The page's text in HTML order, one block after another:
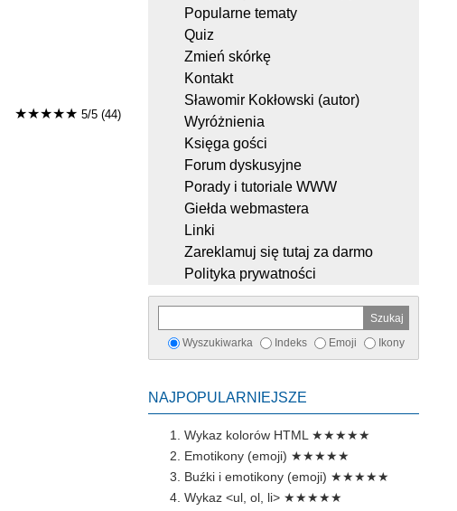
Popularne tematy
Quiz
Zmień skórkę
Kontakt
Sławomir Kokłowski (autor)
Wyróżnienia
Księga gości
Forum dyskusyjne
Porady i tutoriale WWW
Giełda webmastera
Linki
Zareklamuj się tutaj za darmo
Polityka prywatności
Wyszukiwarka Indeks Emoji Ikony
NAJPOPULARNIEJSZE
Wykaz kolorów HTML ★★★★★
Emotikony (emoji) ★★★★★
Buźki i emotikony (emoji) ★★★★★
Wykaz <ul, ol, li> ★★★★★
★★★★★ 5/5 (44)